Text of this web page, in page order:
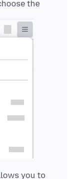
the
you to